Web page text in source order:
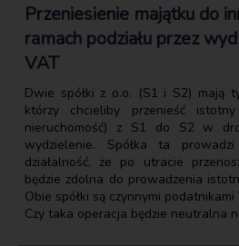
Przeniesienie majątku do
ramach podziału przez
VAT
Dwie spółki z o.o. (S1 i S2) mają
którzy chcieliby przenieść
nieruchomość) z S1 do S2 w
wydzielenie. Spółka ta
działalność, że po utracie
będzie zdolna do prowadzenia
Obie spółki są czynnymi podatnikami
Czy taka operacja będzie neutralna